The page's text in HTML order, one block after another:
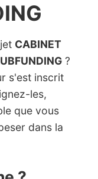
CABINET
?
s'est inscrit
les,
que vous
dans la